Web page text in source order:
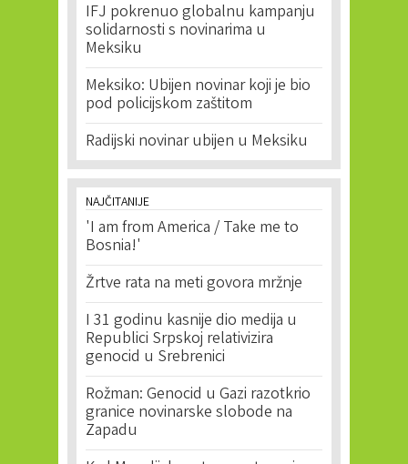
IFJ pokrenuo globalnu kampanju
solidarnosti s novinarima u
Meksiku
Meksiko: Ubijen novinar koji je bio
pod policijskom zaštitom
Radijski novinar ubijen u Meksiku
NAJČITANIJE
'I am from America / Take me to
Bosnia!'
Žrtve rata na meti govora mržnje
I 31 godinu kasnije dio medija u
Republici Srpskoj relativizira
genocid u Srebrenici
Rožman: Genocid u Gazi razotkrio
granice novinarske slobode na
Zapadu